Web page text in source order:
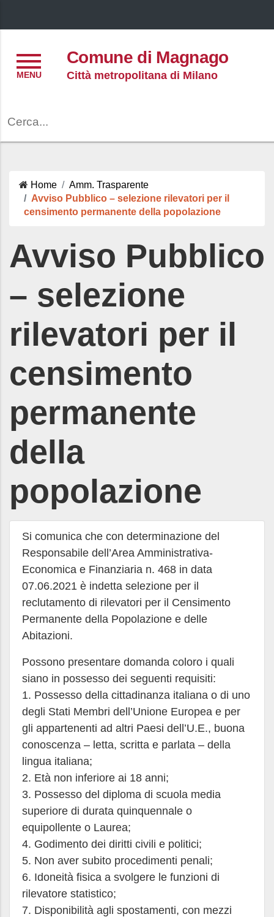
Comune di Magnago
Città metropolitana di Milano
Home
Amm. Trasparente
Avviso Pubblico – selezione rilevatori per il
censimento permanente della popolazione
Avviso Pubblico
– selezione
rilevatori per il
censimento
permanente
della
popolazione
Si comunica che con determinazione del
Responsabile dell’Area Amministrativa-
Economica e Finanziaria n. 468 in data
07.06.2021 è indetta selezione per il
reclutamento di rilevatori per il Censimento
Permanente della Popolazione e delle
Abitazioni.
Possono presentare domanda coloro i quali
siano in possesso dei seguenti requisiti:
1. Possesso della cittadinanza italiana o di uno
degli Stati Membri dell’Unione Europea e per
gli appartenenti ad altri Paesi dell’U.E., buona
conoscenza – letta, scritta e parlata – della
lingua italiana;
2. Età non inferiore ai 18 anni;
3. Possesso del diploma di scuola media
superiore di durata quinquennale o
equipollente o Laurea;
4. Godimento dei diritti civili e politici;
5. Non aver subito procedimenti penali;
6. Idoneità fisica a svolgere le funzioni di
rilevatore statistico;
7. Disponibilità agli spostamenti, con mezzi